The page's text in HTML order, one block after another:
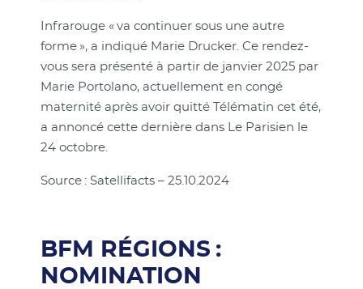
Infrarouge « va continuer sous une autre
forme », a indiqué Marie Drucker. Ce rendez-
vous sera présenté à partir de janvier 2025 par
Marie Portolano, actuellement en congé
maternité après avoir quitté Télématin cet été,
a annoncé cette dernière dans Le Parisien le
24 octobre.
Source : Satellifacts – 25.10.2024
BFM RÉGIONS :
NOMINATION